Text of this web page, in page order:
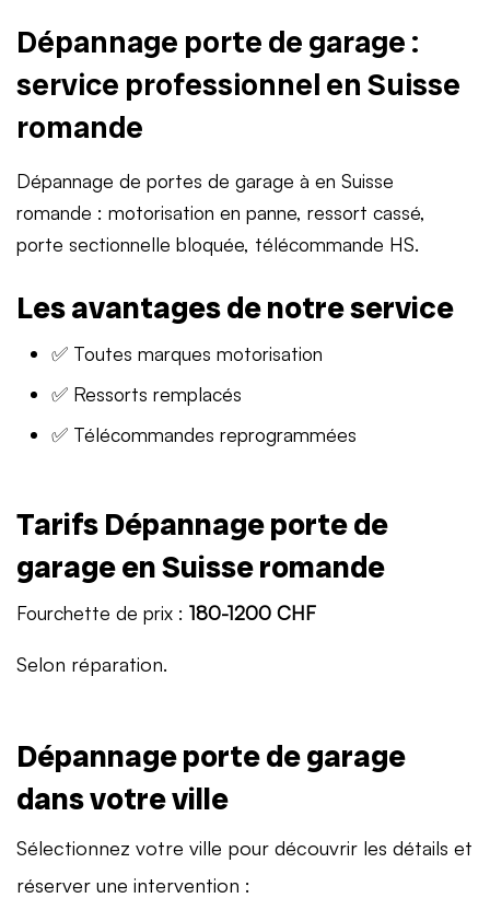
Dépannage porte de garage :
service professionnel en Suisse
romande
Dépannage de portes de garage à en Suisse
romande : motorisation en panne, ressort cassé,
porte sectionnelle bloquée, télécommande HS.
Les avantages de notre service
✅ Toutes marques motorisation
✅ Ressorts remplacés
✅ Télécommandes reprogrammées
Tarifs Dépannage porte de
garage en Suisse romande
Fourchette de prix : 180-1200 CHF
Selon réparation.
Dépannage porte de garage
dans votre ville
Sélectionnez votre ville pour découvrir les détails et
réserver une intervention :